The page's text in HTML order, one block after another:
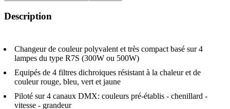
Description
Changeur de couleur polyvalent et très compact basé sur 4
lampes du type R7S (300W ou 500W)
Equipés de 4 filtres dichroiques résistant à la chaleur et de
couleur rouge, bleu, vert et jaune
Piloté sur 4 canaux DMX: couleurs pré-établis - chenillard -
vitesse - grandeur